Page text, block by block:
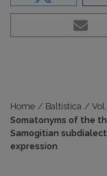
Home / Baltistica /
Somatonyms of the
Samogitian
expression